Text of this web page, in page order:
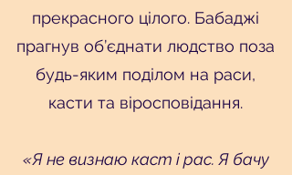
прекрасного цілого. Бабаджі
прагнув об’єднати людство поза
будь-яким поділом на раси,
касти та віросповідання.
«Я не визнаю каст і рас. Я бачу